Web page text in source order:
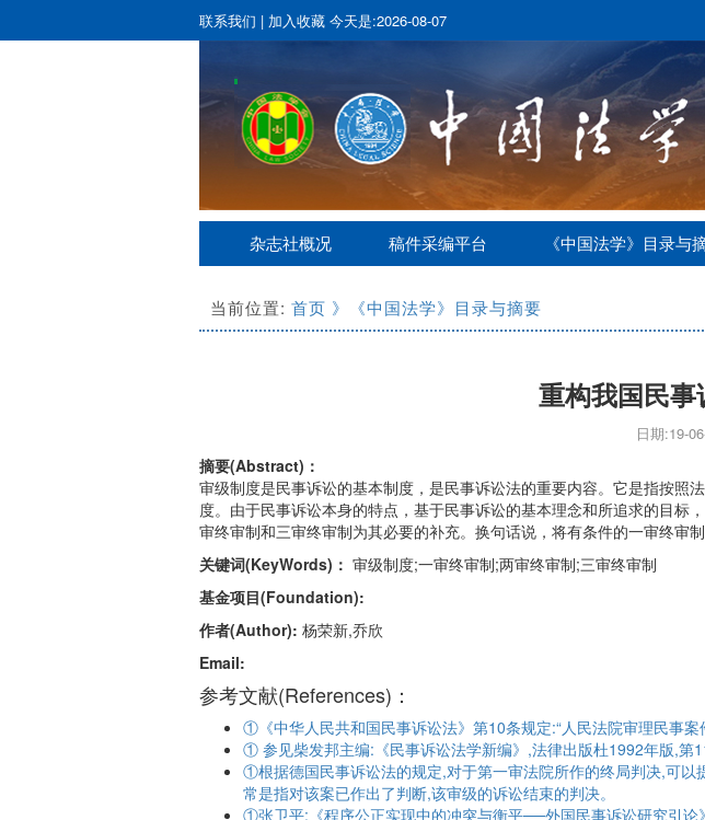
联系我们 | 加入收藏 今天是:2026-08-07
杂志社概况 稿件采编平台 《中国法学》目录与
当前位置: 首页 》《中国法学》目录与摘要
重构我国民
日期:19-
摘要(Abstract)：
审级制度是民事诉讼的基本制度，是民事诉讼法的重要内容。它是指按照
度。由于民事诉讼本身的特点，基于民事诉讼的基本理念和所追求的目
审终审制和三审终审制为其必要的补充。换句话说，将有条件的一审终审
关键词(KeyWords)： 审级制度;一审终审制;两审终审制;三审终审制
基金项目(Foundation):
作者(Author): 杨荣新,乔欣
Email:
参考文献(References)：
①《中华人民共和国民事诉讼法》第10条规定:“人民法院审理民事
① 参见柴发邦主编:《民事诉讼法学新编》,法律出版杜1992年版,第
①根据德国民事诉讼法的规定,对于第一审法院所作的终局判决,可
常是指对该案已作出了判断,该审级的诉讼结束的判决。
①张卫平:《程序公正实现中的冲突与衡平──外国民事诉讼研究引论